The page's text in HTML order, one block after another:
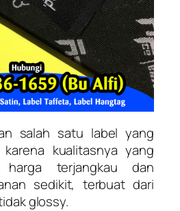
salah satu label yang
kualitasnya yang
terjangkau dan
sedikit, terbuat dari
glossy.